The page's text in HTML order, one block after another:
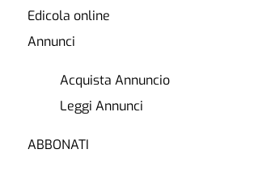
Edicola online
Annunci
Acquista Annuncio
Leggi Annunci
ABBONATI